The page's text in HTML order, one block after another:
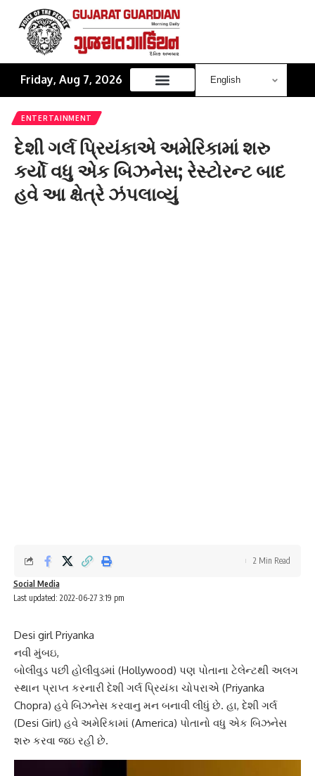
Friday, Aug 7, 2026
ENTERTAINMENT
દેશી ગર્લ પ્રિયંકાએ અમેરિકામાં શરુ
કર્યો વધુ એક બિઝનેસ; રેસ્ટોરન્ટ બાદ
હવે આ ક્ષેત્રે ઝંપલાવ્યું
Last updated: 2022-06-27 3:19 pm
Social Media
2 Min Read
Desi girl Priyanka
નવી મુંબઇ,
બોલીવુડ પછી હોલીવુડમાં (Hollywood) પણ પોતાના ટેલેન્ટથી અલગ
સ્થાન પ્રાપ્ત કરનારી દેશી ગર્લ પ્રિયંકા ચોપરાએ (Priyanka
Chopra) હવે બિઝનેસ કરવાનુ મન બનાવી લીધું છે. હા, દેશી ગર્લ
(Desi Girl) હવે અમેરિકામાં (America) પોતાનો વધુ એક બિઝનેસ
શરુ કરવા જઇ રહી છે.